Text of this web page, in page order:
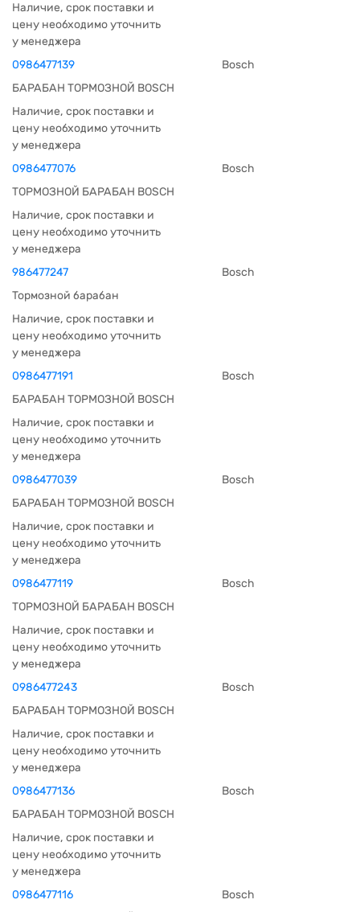
Наличие, срок поставки и
цену необходимо уточнить
у менеджера
0986477139
Bosch
БАРАБАН ТОРМОЗНОЙ BOSCH
Наличие, срок поставки и
цену необходимо уточнить
у менеджера
0986477076
Bosch
ТОРМОЗНОЙ БАРАБАН BOSCH
Наличие, срок поставки и
цену необходимо уточнить
у менеджера
986477247
Bosch
Тормозной барабан
Наличие, срок поставки и
цену необходимо уточнить
у менеджера
0986477191
Bosch
БАРАБАН ТОРМОЗНОЙ BOSCH
Наличие, срок поставки и
цену необходимо уточнить
у менеджера
0986477039
Bosch
БАРАБАН ТОРМОЗНОЙ BOSCH
Наличие, срок поставки и
цену необходимо уточнить
у менеджера
0986477119
Bosch
ТОРМОЗНОЙ БАРАБАН BOSCH
Наличие, срок поставки и
цену необходимо уточнить
у менеджера
0986477243
Bosch
БАРАБАН ТОРМОЗНОЙ BOSCH
Наличие, срок поставки и
цену необходимо уточнить
у менеджера
0986477136
Bosch
БАРАБАН ТОРМОЗНОЙ BOSCH
Наличие, срок поставки и
цену необходимо уточнить
у менеджера
0986477116
Bosch